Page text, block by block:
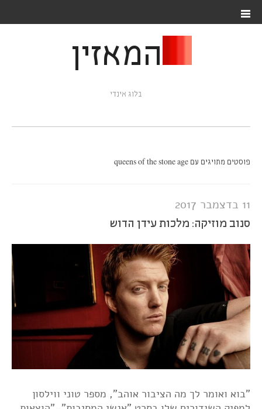
המאזין
בלוג אינדי
פוסטים מתויגים עם queens of the stone age
11 בדצמבר 2017
סנוב מוזיקה: מלכות עידן הדוש
"בוא ואומר לך מה הציבור אוהב", מספר טוני ווילסון